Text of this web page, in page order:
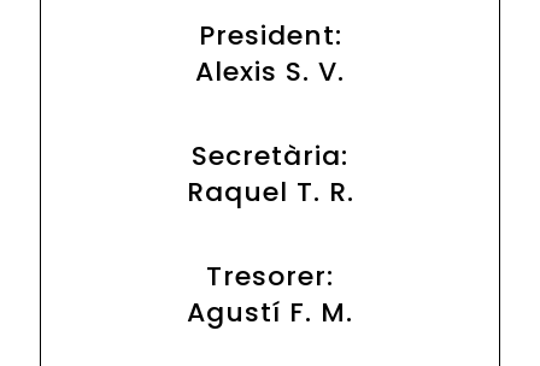
President:
Alexis S. V.
Secretària:
Raquel T. R.
Tresorer:
Agustí F. M.